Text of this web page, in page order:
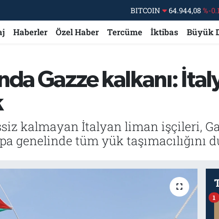
DOLAR
47,7436
EURO
55,2510
GRAM ALTIN
6660.55
%0.03
BİST100
13.779 %-
Haberler Özel Haber Tercüme İktibas Büyük
Gazze kalkanı:
kalmayan İtalyan liman işçileri,
tüm yük taşımacılığını
1